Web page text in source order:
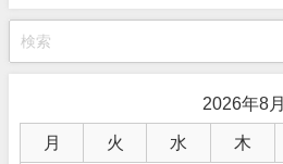
2026年8月
月 火 水 木